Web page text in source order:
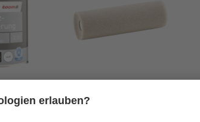
toom